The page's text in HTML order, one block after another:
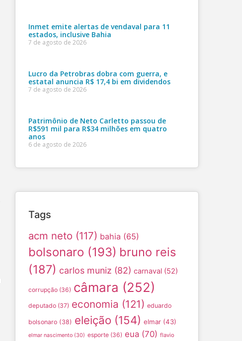
Inmet emite alertas de vendaval para 11
estados, inclusive Bahia
7 de agosto de 2026
Lucro da Petrobras dobra com guerra, e
estatal anuncia R$ 17,4 bi em dividendos
7 de agosto de 2026
Patrimônio de Neto Carletto passou de
R$591 mil para R$34 milhões em quatro
anos
6 de agosto de 2026
Tags
acm neto (117) bahia (65)
bolsonaro (193) bruno reis
(187) carlos muniz (82) carnaval (52)
corrupção (36) câmara (252)
deputado (37) economia (121) eduardo
bolsonaro (38) eleição (154) elmar (43)
elmar nascimento (30) esporte (36) eua (70) flavio